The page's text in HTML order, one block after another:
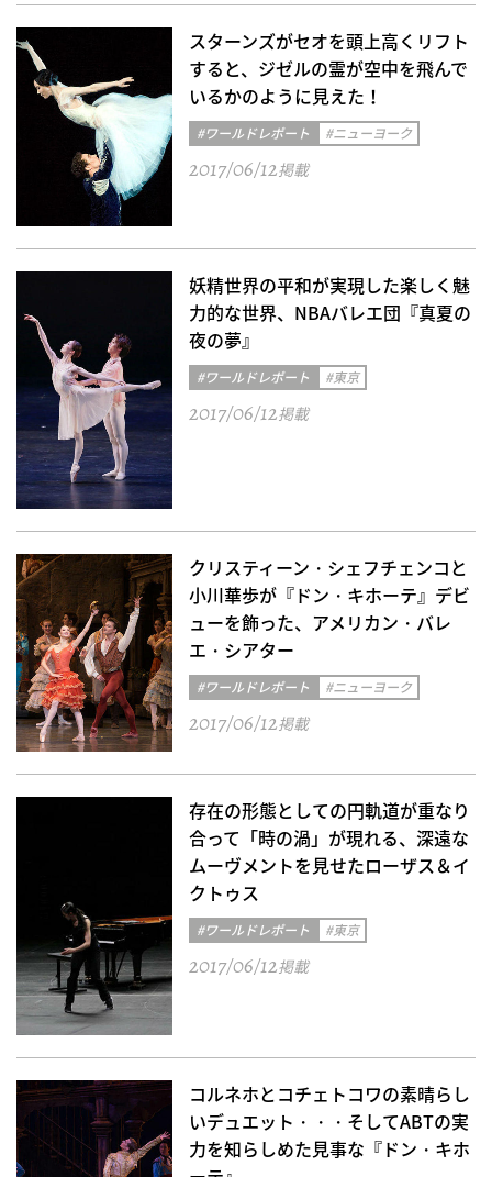
スターンズがセオを頭上高くリフト
すると、ジゼルの霊が空中を飛んで
いるかのように見えた！
#ワールドレポート #ニューヨーク
2017/06/12掲載
妖精世界の平和が実現した楽しく魅
力的な世界、NBAバレエ団『真夏の
夜の夢』
#ワールドレポート #東京
2017/06/12掲載
クリスティーン・シェフチェンコと
小川華歩が『ドン・キホーテ』デビ
ューを飾った、アメリカン・バレ
エ・シアター
#ワールドレポート #ニューヨーク
2017/06/12掲載
存在の形態としての円軌道が重なり
合って「時の渦」が現れる、深遠な
ムーヴメントを見せたローザス＆イ
クトゥス
#ワールドレポート #東京
2017/06/12掲載
コルネホとコチェトコワの素晴らし
いデュエット・・・そしてABTの実
力を知らしめた見事な『ドン・キホ